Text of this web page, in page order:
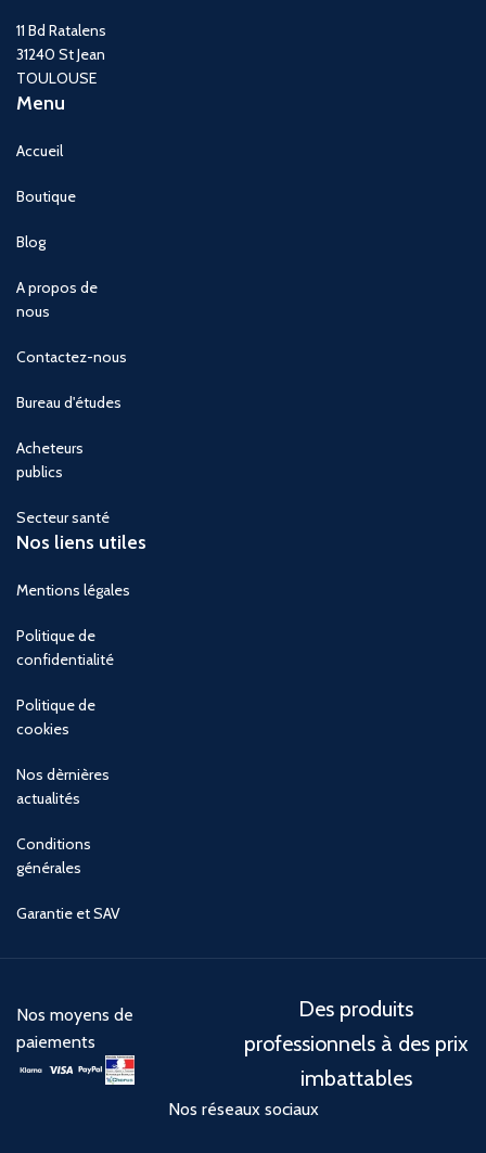
11 Bd Ratalens
31240 St Jean
TOULOUSE
Menu
Accueil
Boutique
Blog
A propos de
nous
Contactez-nous
Bureau d'études
Acheteurs
publics
Secteur santé
Nos liens utiles
Mentions légales
Politique de
confidentialité
Politique de
cookies
Nos dèrnières
actualités
Conditions
générales
Garantie et SAV
Nos moyens de
paiements
Des produits
professionnels à des prix
imbattables
Nos réseaux sociaux